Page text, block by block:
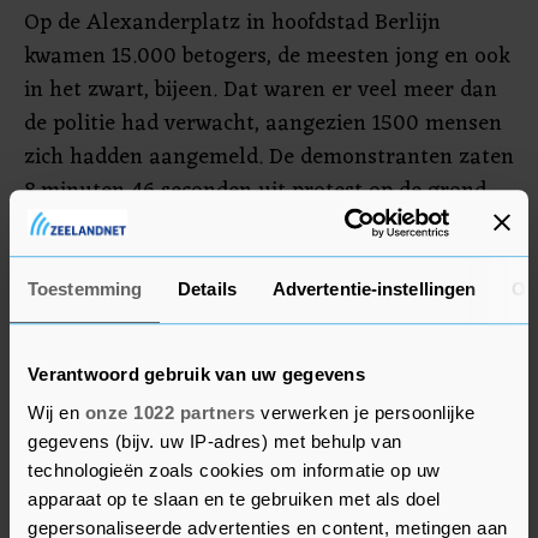
Toestemming Details Advertentie-instellingen
Verantwoord gebruik van uw gegevens
Wij en onze 1022 partners verwerken je persoonlijke
gegevens (bijv. uw IP-adres) met behulp van
technologieën zoals cookies om informatie op uw
apparaat op te slaan en te gebruiken met als doel
gepersonaliseerde advertenties en content, metingen aan
Op de Alexanderplatz in hoofdstad Berlijn
kwamen 15.000 betogers, de meesten jong en ook
in het zwart, bijeen. Dat waren er veel meer dan
de politie had verwacht, aangezien 1500 mensen
zich hadden aangemeld. De demonstranten zaten
8 minuten 46 seconden uit protest op de grond,
precies zo lang als de agent zijn knie in de nek
van George Floyd gedrukt hield tijdens diens
arrestatie. Hierdoor verloor de man uiteindelijk
het bewustzijn en overleed.
Frankfurt
In Frankfurt waren zeker 8000 mensen op de
been. Binnen een uur stond de Römerplatz vol
met demonstranten, waardoor een groot deel